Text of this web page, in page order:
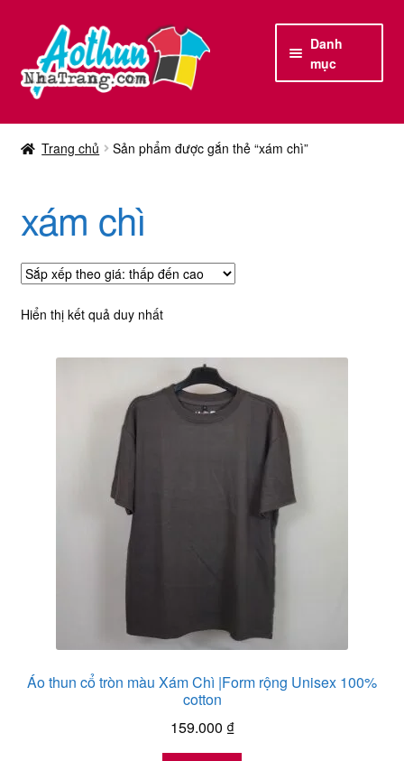
đến
Điều
hướng
Chuyển
đến
nội
dung
Danh
mục
Trang chủ
Hôm nay có gì hot ?
Liên hệ
Đăng nhập | Đăng ký
Trang chủ Sản phẩm được gắn thẻ “xám chì”
xám chì
Hiển thị kết quả duy nhất
Áo thun cổ tròn màu Xám Chì |Form rộng Unisex 100%
cotton
159.000 ₫